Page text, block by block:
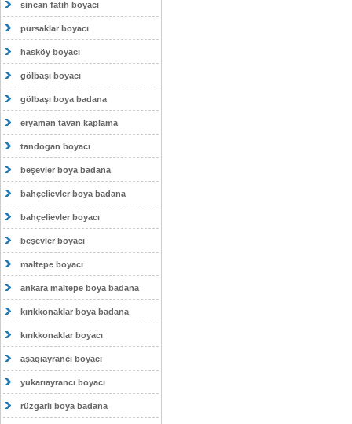
sincan fatih boyacı
pursaklar boyacı
hasköy boyacı
gölbaşı boyacı
gölbaşı boya badana
eryaman tavan kaplama
tandogan boyacı
beşevler boya badana
bahçelievler boya badana
bahçelievler boyacı
beşevler boyacı
maltepe boyacı
ankara maltepe boya badana
kırıkkonaklar boya badana
kırıkkonaklar boyacı
aşagıayrancı boyacı
yukarıayrancı boyacı
rüzgarlı boya badana